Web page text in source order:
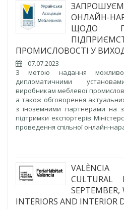
ОНЛАЙН-
ЩОДО
ПРОМИСЛОВОСТІ У
07.07.2023
З метою надання
дипломатичними
виробникам меблевої
а також обговорення
з іноземними партнерами на
підтримки експортерів
проведення спільної онлайн-
VALÈNCIA
CULTURAL
INTERIORS AND INTERIOR